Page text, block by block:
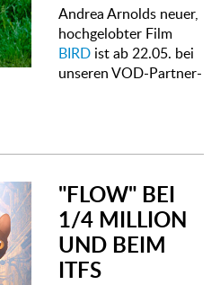
Andrea Arnolds neuer,
hochgelobter Film
BIRD ist ab 22.05. bei
unseren VOD-Partner-
"FLOW" BEI
1/4 MILLION
UND BEIM
ITFS